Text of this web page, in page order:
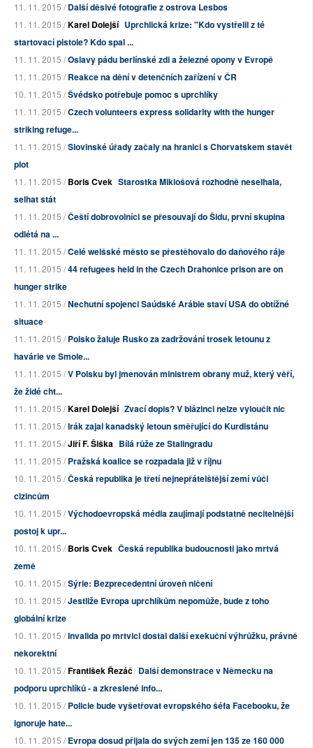
11. 11. 2015 /Další děsivé fotografie z ostrova Lesbos
11. 11. 2015 /Karel Dolejší Uprchlická krize: "Kdo vystřelil z té
startovací pistole? Kdo spal ...
11. 11. 2015 /Oslavy pádu berlínské zdi a železné opony v Evropě
11. 11. 2015 /Reakce na dění v detenčních zařízení v ČR
10. 11. 2015 /Švédsko potřebuje pomoc s uprchlíky
11. 11. 2015 /Czech volunteers express solidarity with the hunger
striking refuge...
11. 11. 2015 /Slovinské úřady začaly na hranici s Chorvatskem stavět
plot
11. 11. 2015 /Boris Cvek Starostka Miklošová rozhodně neselhala,
selhat stát
11. 11. 2015 /Čeští dobrovolníci se přesouvají do Šidu, první skupina
odlétá na ...
11. 11. 2015 /Celé welšské město se přestěhovalo do daňového ráje
11. 11. 2015 /44 refugees held in the Czech Drahonice prison are on
hunger strike
11. 11. 2015 /Nechutní spojenci Saúdské Arábie staví USA do obtížné
situace
11. 11. 2015 /Polsko žaluje Rusko za zadržování trosek letounu z
havárie ve Smole...
11. 11. 2015 /V Polsku byl jmenován ministrem obrany muž, který věří,
že židé cht...
11. 11. 2015 /Karel Dolejší Zvací dopis? V blázinci nelze vyloučit nic
11. 11. 2015 /Irák zajal kanadský letoun směřující do Kurdistánu
11. 11. 2015 /Jiří F. Šiška Bílá růže ze Stalingradu
11. 11. 2015 /Pražská koalice se rozpadala již v říjnu
10. 11. 2015 /Česká republika je třetí nejnepřátelštější zemí vůči
cizincům
10. 11. 2015 /Východoevropská média zaujímají podstatně necitelnější
postoj k upr...
10. 11. 2015 /Boris Cvek Česká republika budoucnosti jako mrtvá
země
10. 11. 2015 /Sýrie: Bezprecedentní úroveň ničení
10. 11. 2015 /Jestliže Evropa uprchlíkům nepomůže, bude z toho
globální krize
10. 11. 2015 /Invalida po mrtvici dostal další exekuční výhrůžku, právně
nekorektní
10. 11. 2015 /František Řezáč Další demonstrace v Německu na
podporu uprchlíků - a zkreslené info...
10. 11. 2015 /Policie bude vyšetřovat evropského šéfa Facebooku, že
ignoruje hate...
10. 11. 2015 /Evropa dosud přijala do svých zemí jen 135 ze 160 000